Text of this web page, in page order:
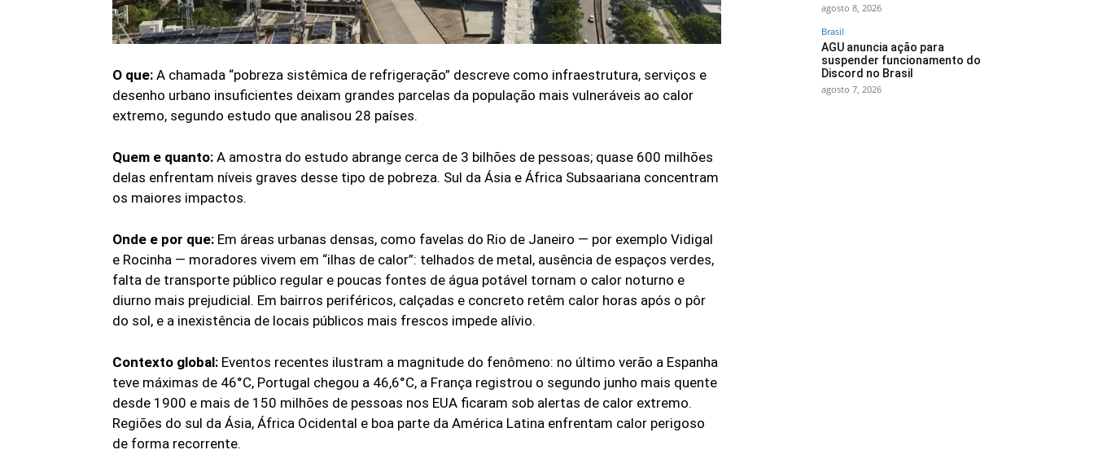
O que: A chamada “pobreza sistêmica de refrigeração” descreve como infraestrutura, serviços e
desenho urbano insuficientes deixam grandes parcelas da população mais vulneráveis ao calor
extremo, segundo estudo que analisou 28 países.
Quem e quanto: A amostra do estudo abrange cerca de 3 bilhões de pessoas; quase 600 milhões
delas enfrentam níveis graves desse tipo de pobreza. Sul da Ásia e África Subsaariana concentram
os maiores impactos.
Onde e por que: Em áreas urbanas densas, como favelas do Rio de Janeiro — por exemplo Vidigal
e Rocinha — moradores vivem em “ilhas de calor”: telhados de metal, ausência de espaços verdes,
falta de transporte público regular e poucas fontes de água potável tornam o calor noturno e
diurno mais prejudicial. Em bairros periféricos, calçadas e concreto retêm calor horas após o pôr
do sol, e a inexistência de locais públicos mais frescos impede alívio.
Contexto global: Eventos recentes ilustram a magnitude do fenômeno: no último verão a Espanha
teve máximas de 46°C, Portugal chegou a 46,6°C, a França registrou o segundo junho mais quente
desde 1900 e mais de 150 milhões de pessoas nos EUA ficaram sob alertas de calor extremo.
Regiões do sul da Ásia, África Ocidental e boa parte da América Latina enfrentam calor perigoso
de forma recorrente.
agosto 8, 2026
Brasil
AGU anuncia ação para
suspender funcionamento do
Discord no Brasil
agosto 7, 2026